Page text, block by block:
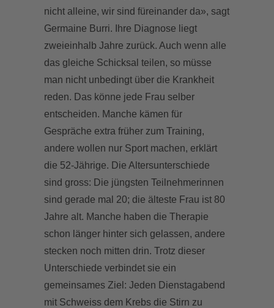
nicht alleine, wir sind füreinander da», sagt
Germaine Burri. Ihre Diagnose liegt
zweieinhalb Jahre zurück. Auch wenn alle
das gleiche Schicksal teilen, so müsse
man nicht unbedingt über die Krankheit
reden. Das könne jede Frau selber
entscheiden. Manche kämen für
Gespräche extra früher zum Training,
andere wollen nur Sport machen, erklärt
die 52-Jährige. Die Altersunterschiede
sind gross: Die jüngsten Teilnehmerinnen
sind gerade mal 20; die älteste Frau ist 80
Jahre alt. Manche haben die Therapie
schon länger hinter sich gelassen, andere
stecken noch mitten drin. Trotz dieser
Unterschiede verbindet sie ein
gemeinsames Ziel: Jeden Dienstagabend
mit Schweiss dem Krebs die Stirn zu